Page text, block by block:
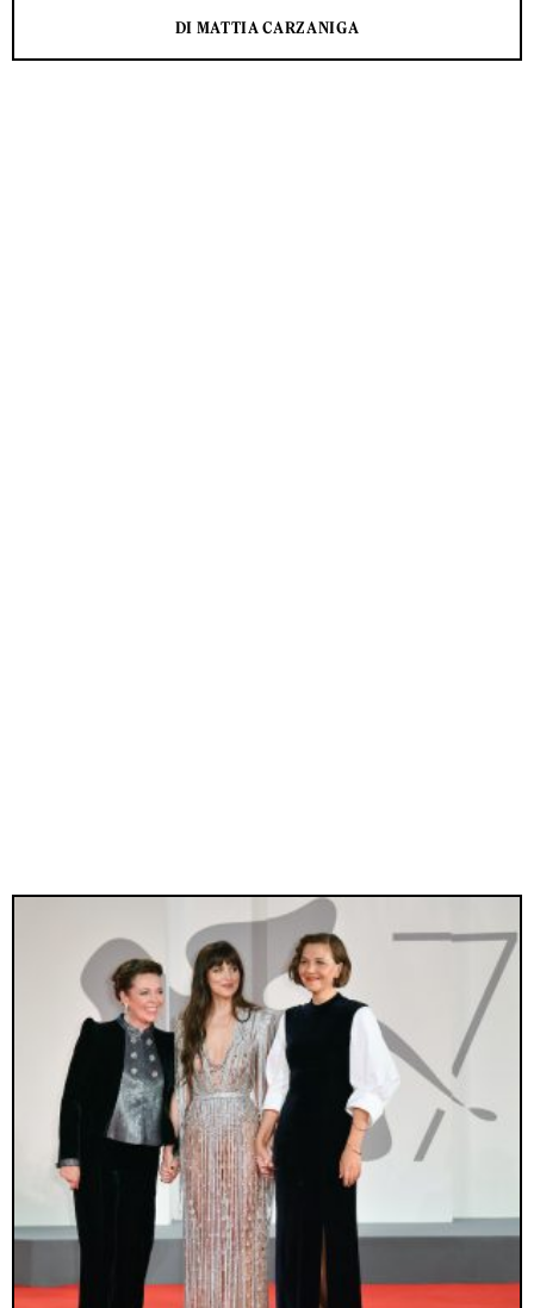
DI MATTIA CARZANIGA